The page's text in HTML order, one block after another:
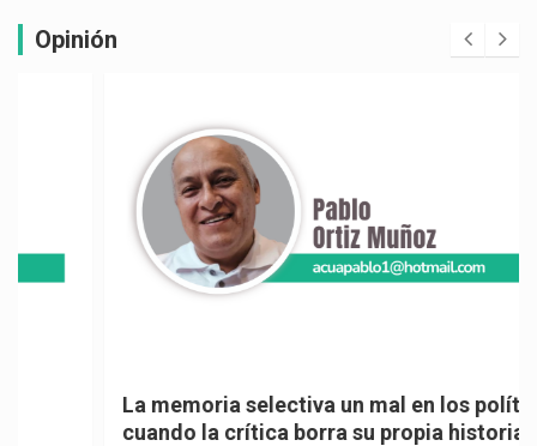
Opinión
La memoria selectiva un mal en los políticos,
cuando la crítica borra su propia historia